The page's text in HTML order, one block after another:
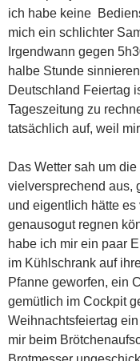
ich habe keine
mich ein schlichter
Irgendwann gegen
halbe Stunde
Deutschland Feiertag
Tageszeitung zu
tatsächlich auf, weil
Das Wetter sah um
vielversprechend aus,
und eigentlich hätte
genausogut regnen
habe ich mir ein paar
im Kühlschrank auf
Pfanne geworfen, ein
gemütlich im Cockpit
Weihnachtsfeiertag
mir beim